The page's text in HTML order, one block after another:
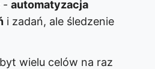
- automatyzacja
i zadań, ale śledzenie
wielu celów na raz